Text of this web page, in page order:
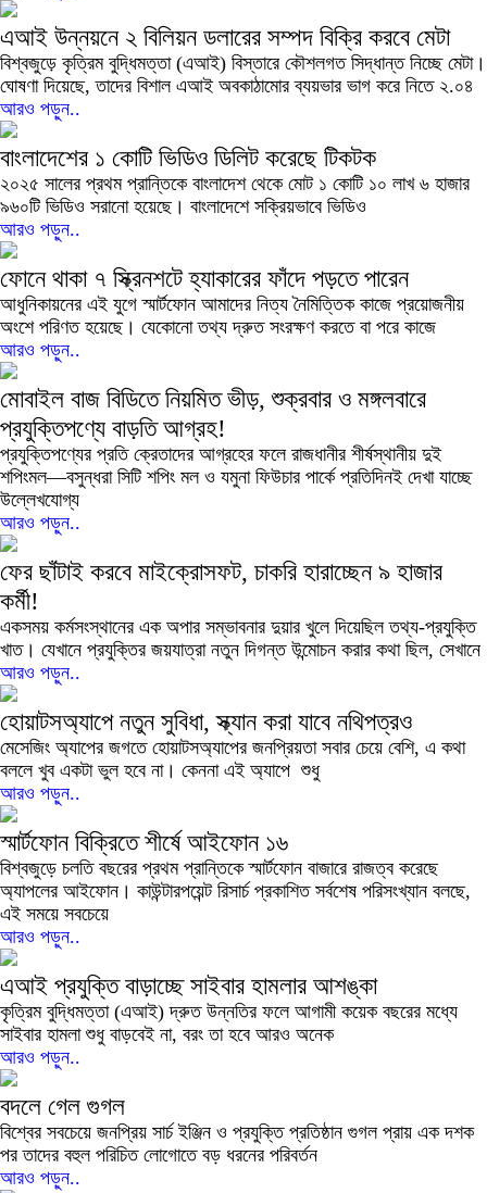
এআই উন্নয়নে ২ বিলিয়ন ডলারের সম্পদ বিক্রি করবে মেটা
বিশ্বজুড়ে কৃত্রিম বুদ্ধিমত্তা (এআই) বিস্তারে কৌশলগত সিদ্ধান্ত নিচ্ছে মেটা।
ঘোষণা দিয়েছে, তাদের বিশাল এআই অবকাঠামোর ব্যয়ভার ভাগ করে নিতে ২.০৪
আরও পড়ুন..
বাংলাদেশের ১ কোটি ভিডিও ডিলিট করেছে টিকটক
২০২৫ সালের প্রথম প্রান্তিকে বাংলাদেশ থেকে মোট ১ কোটি ১০ লাখ ৬ হাজার
৯৬০টি ভিডিও সরানো হয়েছে। বাংলাদেশে সক্রিয়ভাবে ভিডিও
আরও পড়ুন..
ফোনে থাকা ৭ স্ক্রিনশটে হ্যাকারের ফাঁদে পড়তে পারেন
আধুনিকায়নের এই যুগে স্মার্টফোন আমাদের নিত্য নৈমিত্তিক কাজে প্রয়োজনীয়
অংশে পরিণত হয়েছে। যেকোনো তথ্য দ্রুত সংরক্ষণ করতে বা পরে কাজে
আরও পড়ুন..
মোবাইল বাজ বিডিতে নিয়মিত ভীড়, শুক্রবার ও মঙ্গলবারে
প্রযুক্তিপণ্যে বাড়তি আগ্রহ!
প্রযুক্তিপণ্যের প্রতি ক্রেতাদের আগ্রহের ফলে রাজধানীর শীর্ষস্থানীয় দুই
শপিংমল—বসুন্ধরা সিটি শপিং মল ও যমুনা ফিউচার পার্কে প্রতিদিনই দেখা যাচ্ছে
উল্লেখযোগ্য
আরও পড়ুন..
ফের ছাঁটাই করবে মাইক্রোসফট, চাকরি হারাচ্ছেন ৯ হাজার
কর্মী!
একসময় কর্মসংস্থানের এক অপার সম্ভাবনার দুয়ার খুলে দিয়েছিল তথ্য-প্রযুক্তি
খাত। যেখানে প্রযুক্তির জয়যাত্রা নতুন দিগন্ত উন্মোচন করার কথা ছিল, সেখানে
আরও পড়ুন..
হোয়াটসঅ্যাপে নতুন সুবিধা, স্ক্যান করা যাবে নথিপত্রও
মেসেজিং অ্যাপের জগতে হোয়াটসঅ্যাপের জনপ্রিয়তা সবার চেয়ে বেশি, এ কথা
বললে খুব একটা ভুল হবে না। কেননা এই অ্যাপে শুধু
আরও পড়ুন..
স্মার্টফোন বিক্রিতে শীর্ষে আইফোন ১৬
বিশ্বজুড়ে চলতি বছরের প্রথম প্রান্তিকে স্মার্টফোন বাজারে রাজত্ব করেছে
অ্যাপলের আইফোন। কাউন্টারপয়েন্ট রিসার্চ প্রকাশিত সর্বশেষ পরিসংখ্যান বলছে,
এই সময়ে সবচেয়ে
আরও পড়ুন..
এআই প্রযুক্তি বাড়াচ্ছে সাইবার হামলার আশঙ্কা
কৃত্রিম বুদ্ধিমত্তা (এআই) দ্রুত উন্নতির ফলে আগামী কয়েক বছরের মধ্যে
সাইবার হামলা শুধু বাড়বেই না, বরং তা হবে আরও অনেক
আরও পড়ুন..
বদলে গেল গুগল
বিশ্বের সবচেয়ে জনপ্রিয় সার্চ ইঞ্জিন ও প্রযুক্তি প্রতিষ্ঠান গুগল প্রায় এক দশক
পর তাদের বহুল পরিচিত লোগোতে বড় ধরনের পরিবর্তন
আরও পড়ুন..